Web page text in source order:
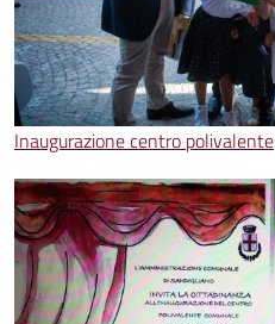
Inaugurazione centro polivalente